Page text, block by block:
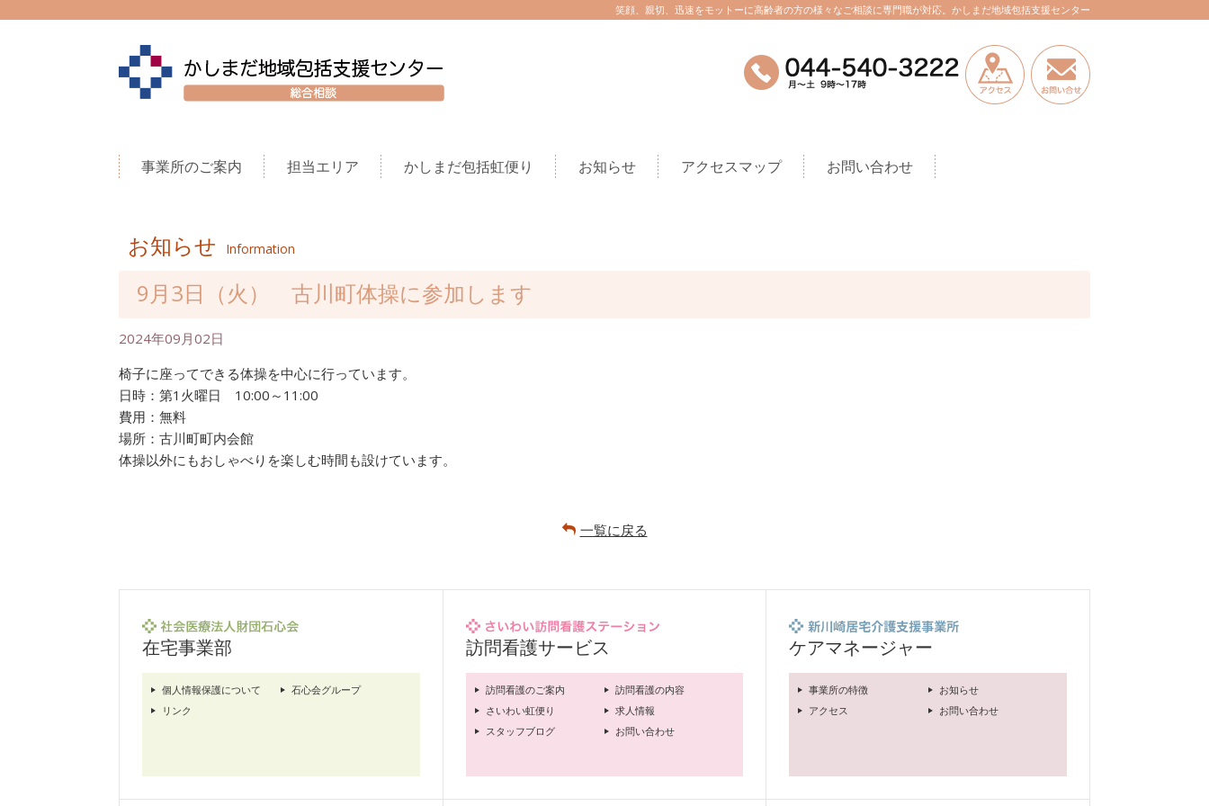
笑顔、親切、迅速をモットーに高齢者の方の様々なご相談に専門職が対応。かしまだ地域包括支援センター
事業所のご案内 担当エリア かしまだ包括虹便り お知らせ アクセスマップ お問い合わせ
お知らせ Information
9月3日（火） 古川町体操に参加します
2024年09月02日
椅子に座ってできる体操を中心に行っています。
日時：第1火曜日 10:00～11:00
費用：無料
場所：古川町町内会館
体操以外にもおしゃべりを楽しむ時間も設けています。
一覧に戻る
在宅事業部
個人情報保護について
石心会グループ
リンク
訪問看護サービス
訪問看護のご案内
訪問看護の内容
さいわい虹便り
求人情報
スタッフブログ
お問い合わせ
ケアマネージャー
事業所の特徴
お知らせ
アクセス
お問い合わせ